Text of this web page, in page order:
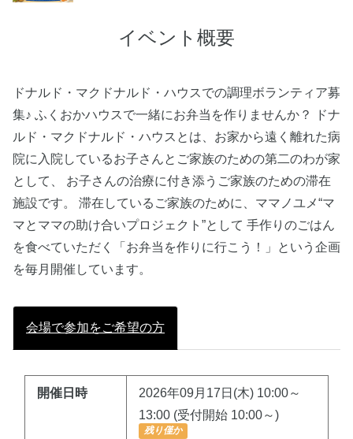
イベント概要
ドナルド・マクドナルド・ハウスでの調理ボランティア募
集♪ ふくおかハウスで一緒にお弁当を作りませんか？ ドナ
ルド・マクドナルド・ハウスとは、お家から遠く離れた病
院に入院しているお子さんとご家族のための第二のわが家
として、 お子さんの治療に付き添うご家族のための滞在
施設です。 滞在しているご家族のために、ママノユメ“マ
マとママの助け合いプロジェクト”として 手作りのごはん
を食べていただく「お弁当を作りに行こう！」という企画
を毎月開催しています。
会場で参加をご希望の方
開催日時
2026年09月17日(木) 10:00～
13:00 (受付開始 10:00～)
残り僅か